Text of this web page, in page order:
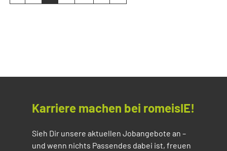
Karriere machen bei romeisIE!
Sieh Dir unsere aktuellen Jobangebote an –
und wenn nichts Passendes dabei ist, freuen